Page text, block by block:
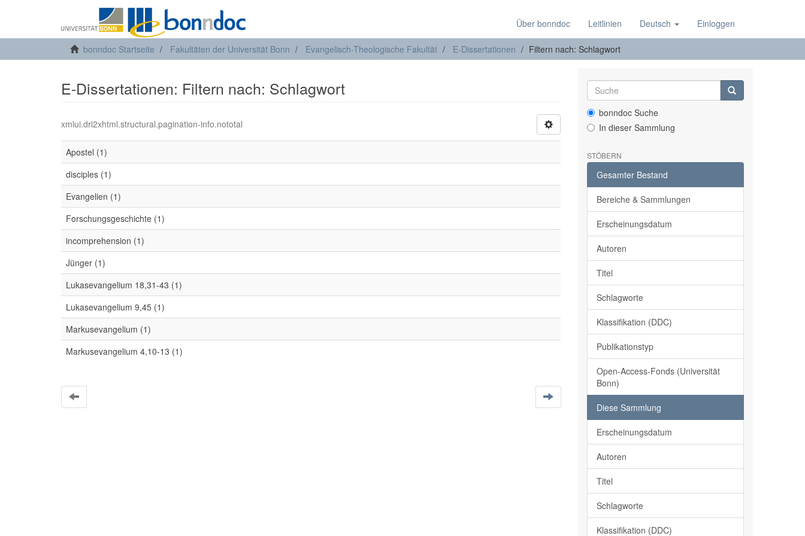
Über bonndoc Leitlinien Deutsch Einloggen
bonndoc Startseite Fakultäten der Universität Bonn Evangelisch-Theologische Fakultät E-Dissertationen Filtern nach: Schlagwort
E-Dissertationen: Filtern nach: Schlagwort
xmlui.dri2xhtml.structural.pagination-info.nototal
Apostel (1)
disciples (1)
Evangelien (1)
Forschungsgeschichte (1)
incomprehension (1)
Jünger (1)
Lukasevangelium 18,31-43 (1)
Lukasevangelium 9,45 (1)
Markusevangelium (1)
Markusevangelium 4,10-13 (1)
bonndoc Suche
In dieser Sammlung
STÖBERN
Gesamter Bestand
Bereiche & Sammlungen
Erscheinungsdatum
Autoren
Titel
Schlagworte
Klassifikation (DDC)
Publikationstyp
Open-Access-Fonds (Universität
Bonn)
Diese Sammlung
Erscheinungsdatum
Autoren
Titel
Schlagworte
Klassifikation (DDC)